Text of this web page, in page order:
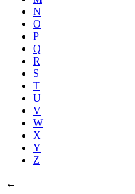
N
O
P
Q
R
S
T
U
V
W
X
Y
Z
←